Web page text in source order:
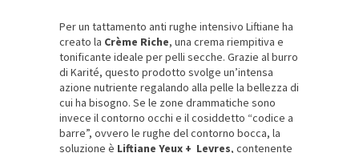
Per un tattamento anti rughe intensivo Liftiane ha
creato la Crème Riche, una crema riempitiva e
tonificante ideale per pelli secche. Grazie al burro
di Karité, questo prodotto svolge un’intensa
azione nutriente regalando alla pelle la bellezza di
cui ha bisogno. Se le zone drammatiche sono
invece il contorno occhi e il cosiddetto “codice a
barre”, ovvero le rughe del contorno bocca, la
soluzione è Liftiane Yeux + Levres, contenente